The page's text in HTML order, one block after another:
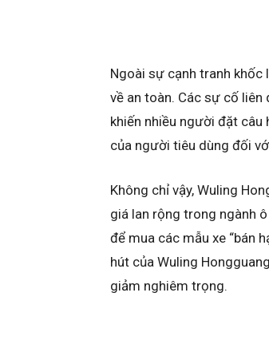
Ngoài sự cạnh tranh khốc
về an toàn. Các sự cố liên
khiến nhiều người đặt câu
của người tiêu dùng đối
Không chỉ vậy, Wuling
giá lan rộng trong ngành
để mua các mẫu xe “bán
hút của Wuling
giảm nghiêm trọng.